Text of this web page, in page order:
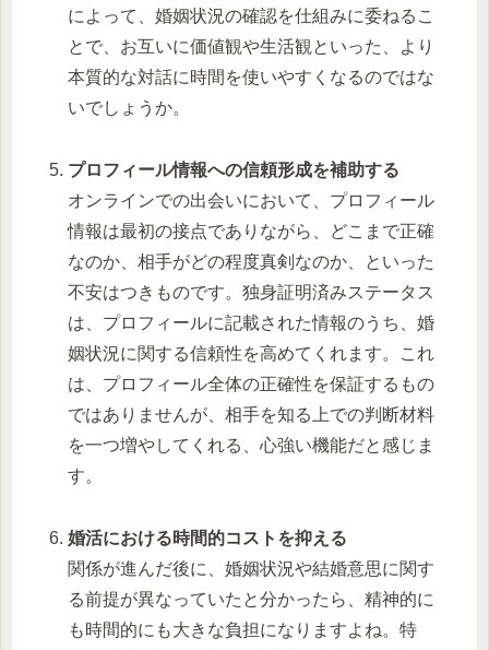
によって、婚姻状況の確認を仕組みに委ねるこ
とで、お互いに価値観や生活観といった、より
本質的な対話に時間を使いやすくなるのではな
いでしょうか。
プロフィール情報への信頼形成を補助する
オンラインでの出会いにおいて、プロフィール
情報は最初の接点でありながら、どこまで正確
なのか、相手がどの程度真剣なのか、といった
不安はつきものです。独身証明済みステータス
は、プロフィールに記載された情報のうち、婚
姻状況に関する信頼性を高めてくれます。これ
は、プロフィール全体の正確性を保証するもの
ではありませんが、相手を知る上での判断材料
を一つ増やしてくれる、心強い機能だと感じま
す。
婚活における時間的コストを抑える
関係が進んだ後に、婚姻状況や結婚意思に関す
る前提が異なっていたと分かったら、精神的に
も時間的にも大きな負担になりますよね。特